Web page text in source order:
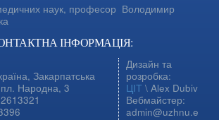
наук, професор Володимир
ІНФОРМАЦІЯ:
Закарпатська
Народна, 3
Дизайн та
розробка:
ЦІТ \ Alex Dubiv
Вебмайстер:
admin@uzhnu.e